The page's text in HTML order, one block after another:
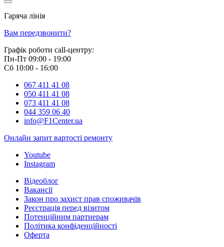
Гаряча лінія
Вам передзвонити?
Графік роботи call-центру:
Пн-Пт 09:00 - 19:00
Сб 10:00 - 16:00
067 411 41 08
050 411 41 08
073 411 41 08
044 359 06 40
info@F1Center.ua
Онлайн запит вартостi ремонту
Youtube
Instagram
Відеоблог
Вакансії
Закон про захист прав споживачів
Реєстрація перед візитом
Потенційним партнерам
Політика конфіденційності
Оферта